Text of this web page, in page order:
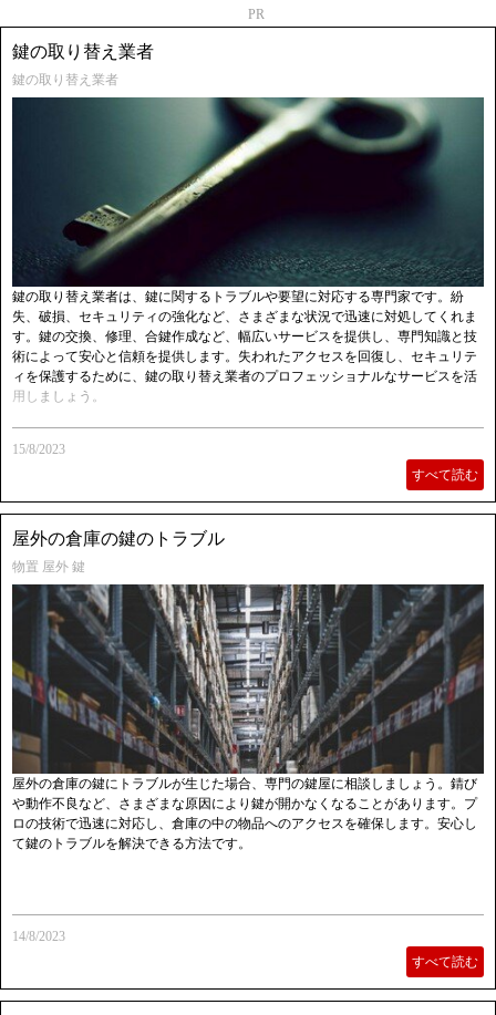
PR
鍵の取り替え業者
鍵の取り替え業者
鍵の取り替え業者は、鍵に関するトラブルや要望に対応する専門家です。紛
失、破損、セキュリティの強化など、さまざまな状況で迅速に対処してくれま
す。鍵の交換、修理、合鍵作成など、幅広いサービスを提供し、専門知識と技
術によって安心と信頼を提供します。失われたアクセスを回復し、セキュリテ
ィを保護するために、鍵の取り替え業者のプロフェッショナルなサービスを活
用しましょう。
15/8/2023
すべて読む
屋外の倉庫の鍵のトラブル
物置 屋外 鍵
屋外の倉庫の鍵にトラブルが生じた場合、専門の鍵屋に相談しましょう。錆び
や動作不良など、さまざまな原因により鍵が開かなくなることがあります。プ
ロの技術で迅速に対応し、倉庫の中の物品へのアクセスを確保します。安心し
て鍵のトラブルを解決できる方法です。
14/8/2023
すべて読む